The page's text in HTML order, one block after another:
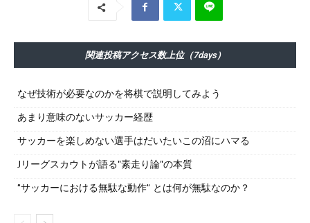
関連投稿アクセス数上位（7days）
なぜ技術が必要なのかを将棋で説明してみよう
あまり意味のないサッカー経歴
サッカーを楽しめない選手はだいたいこの沼にハマる
Jリーグスカウトが語る”素走り論”の本質
“サッカーにおける無駄な動作“ とは何が無駄なのか？